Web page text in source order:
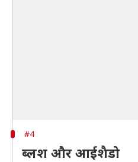
#4
ब्लश और आईशैडो